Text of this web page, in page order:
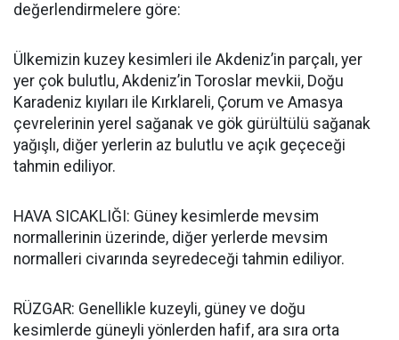
değerlendirmelere göre:
Ülkemizin kuzey kesimleri ile Akdeniz’in parçalı, yer
yer çok bulutlu, Akdeniz’in Toroslar mevkii, Doğu
Karadeniz kıyıları ile Kırklareli, Çorum ve Amasya
çevrelerinin yerel sağanak ve gök gürültülü sağanak
yağışlı, diğer yerlerin az bulutlu ve açık geçeceği
tahmin ediliyor.
HAVA SICAKLIĞI: Güney kesimlerde mevsim
normallerinin üzerinde, diğer yerlerde mevsim
normalleri civarında seyredeceği tahmin ediliyor.
RÜZGAR: Genellikle kuzeyli, güney ve doğu
kesimlerde güneyli yönlerden hafif, ara sıra orta